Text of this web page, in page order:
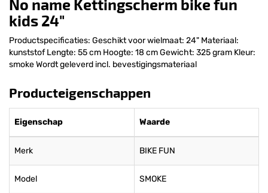
No name Kettingscherm bike fun
kids 24"
Productspecificaties: Geschikt voor wielmaat: 24" Materiaal:
kunststof Lengte: 55 cm Hoogte: 18 cm Gewicht: 325 gram Kleur:
smoke Wordt geleverd incl. bevestigingsmateriaal
Producteigenschappen
Eigenschap Waarde
Merk BIKE FUN
Model SMOKE